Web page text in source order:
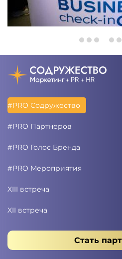
#PRO Содружество
#PRO Партнеров
#PRO Голос Бренда
#PRO Мероприятия
XIII встреча
XII встреча
Стать